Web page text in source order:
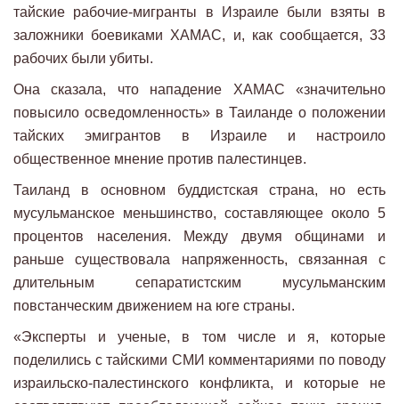
тайские рабочие-мигранты в Израиле были взяты в
заложники боевиками ХАМАС, и, как сообщается, 33
рабочих были убиты.
Она сказала, что нападение ХАМАС «значительно
повысило осведомленность» в Таиланде о положении
тайских эмигрантов в Израиле и настроило
общественное мнение против палестинцев.
Таиланд в основном буддистская страна, но есть
мусульманское меньшинство, составляющее около 5
процентов населения. Между двумя общинами и
раньше существовала напряженность, связанная с
длительным сепаратистским мусульманским
повстанческим движением на юге страны.
«Эксперты и ученые, в том числе и я, которые
поделились с тайскими СМИ комментариями по поводу
израильско-палестинского конфликта, и которые не